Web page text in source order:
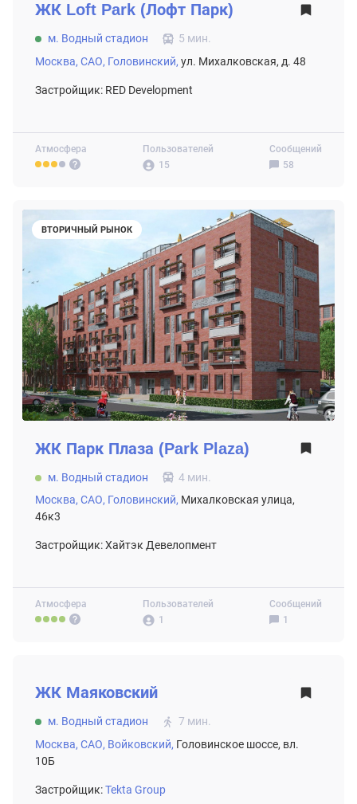
Атмосфера
Пользователей
15
Сообщений
58
ЖК Loft Park (Лофт Парк)
м. Водный стадион
5 мин.
Москва, САО, Головинский, ул. Михалковская, д. 48
Застройщик: RED Development
ВТОРИЧНЫЙ РЫНОК
Атмосфера
Пользователей
1
Сообщений
1
ЖК Парк Плаза (Park Plaza)
м. Водный стадион
4 мин.
Москва, САО, Головинский, Михалковская улица,
46к3
Застройщик: Хайтэк Девелопмент
ЖК Маяковский
м. Водный стадион
7 мин.
Москва, САО, Войковский, Головинское шоссе, вл.
10Б
Застройщик:Tekta Group